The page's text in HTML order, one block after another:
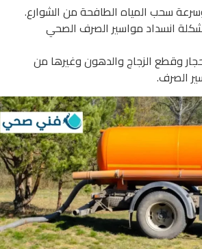
سحب المياه الطافحة من الشوارع.
انسداد مواسير الصرف الصحي
وقطع الزجاج والدهون وغيرها من
الصرف.